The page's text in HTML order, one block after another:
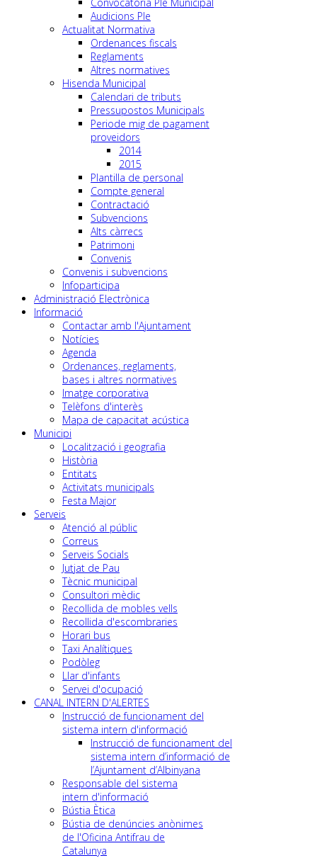
Audicions Ple
Actualitat Normativa
Ordenances fiscals
Reglaments
Altres normatives
Hisenda Municipal
Calendari de tributs
Pressupostos Municipals
Periode mig de pagament
proveidors
2014
2015
Plantilla de personal
Compte general
Contractació
Subvencions
Alts càrrecs
Patrimoni
Convenis
Convenis i subvencions
Infoparticipa
Administració Electrònica
Informació
Contactar amb l'Ajuntament
Notícies
Agenda
Ordenances, reglaments,
bases i altres normatives
Imatge corporativa
Telèfons d'interès
Mapa de capacitat acústica
Municipi
Localització i geografia
Història
Entitats
Activitats municipals
Festa Major
Serveis
Atenció al públic
Correus
Serveis Socials
Jutjat de Pau
Tècnic municipal
Consultori mèdic
Recollida de mobles vells
Recollida d'escombraries
Horari bus
Taxi Analítiques
Podòleg
Llar d'infants
Servei d'ocupació
CANAL INTERN D'ALERTES
Instrucció de funcionament del
sistema intern d'informació
Instrucció de funcionament del
sistema intern d’informació de
l’Ajuntament d’Albinyana
Responsable del sistema
intern d'informació
Bústia Ètica
Bústia de denúncies anònimes
de l'Oficina Antifrau de
Catalunya